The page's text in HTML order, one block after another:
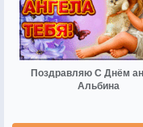
Поздравляю С Днём
Альбина